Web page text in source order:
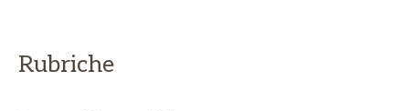
Rubriche